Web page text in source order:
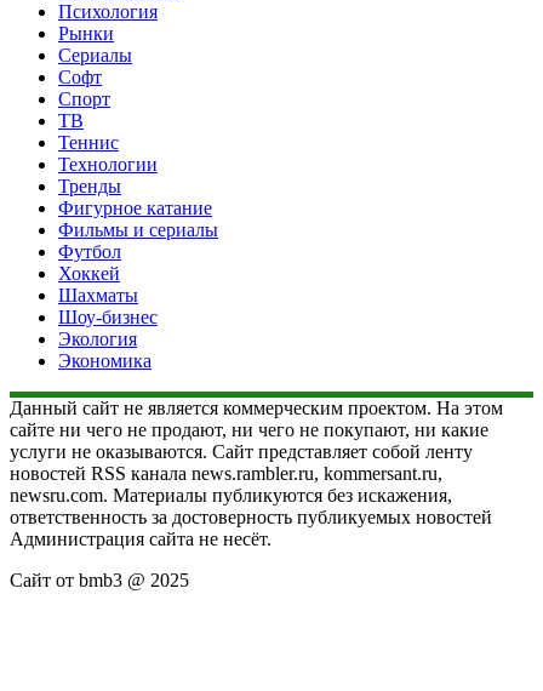
Психология
Рынки
Сериалы
Софт
Спорт
ТВ
Теннис
Технологии
Тренды
Фигурное катание
Фильмы и сериалы
Футбол
Хоккей
Шахматы
Шоу-бизнес
Экология
Экономика
Данный сайт не является коммерческим проектом. На этом
сайте ни чего не продают, ни чего не покупают, ни какие
услуги не оказываются. Сайт представляет собой ленту
новостей RSS канала news.rambler.ru, kommersant.ru,
newsru.com. Материалы публикуются без искажения,
ответственность за достоверность публикуемых новостей
Администрация сайта не несёт.
Сайт от bmb3 @ 2025